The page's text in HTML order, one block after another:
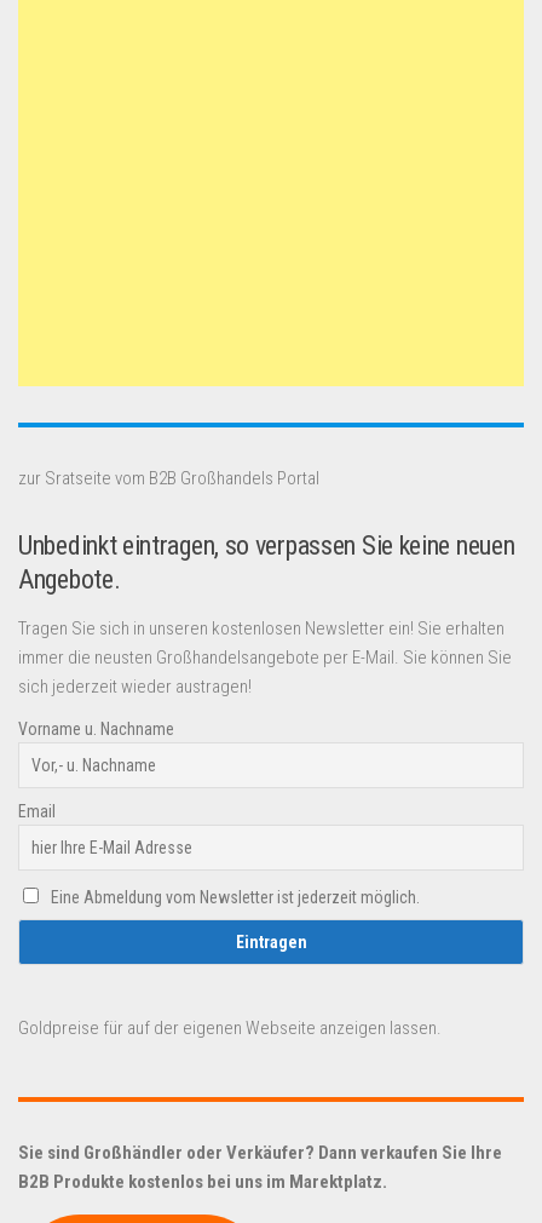
zur Sratseite vom B2B Großhandels Portal
Unbedinkt eintragen, so verpassen Sie keine neuen
Angebote.
Tragen Sie sich in unseren kostenlosen Newsletter ein! Sie erhalten
immer die neusten Großhandelsangebote per E-Mail. Sie können Sie
sich jederzeit wieder austragen!
Vorname u. Nachname
Email
Eine Abmeldung vom Newsletter ist jederzeit möglich.
Goldpreise für auf der eigenen Webseite anzeigen lassen.
Sie sind Großhändler oder Verkäufer? Dann verkaufen Sie Ihre
B2B Produkte kostenlos bei uns im Marektplatz.